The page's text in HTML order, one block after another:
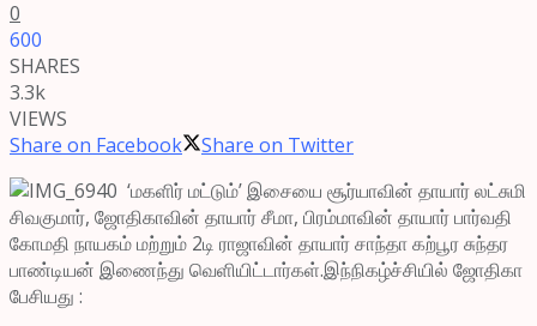
0
600
SHARES
3.3k
VIEWS
Share on Facebook
Share on Twitter
‘மகளிர் மட்டும்’ இசையை சூர்யாவின் தாயார் லட்சுமி
சிவகுமார், ஜோதிகாவின் தாயார் சீமா, பிரம்மாவின் தாயார் பார்வதி
கோமதி நாயகம் மற்றும் 2டி ராஜாவின் தாயார் சாந்தா கற்பூர சுந்தர
பாண்டியன் இணைந்து வெளியிட்டார்கள்.இந்நிகழ்ச்சியில் ஜோதிகா
பேசியது :